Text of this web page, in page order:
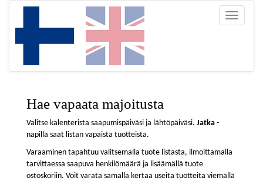
Toggle
Hae vapaata majoitusta
Valitse kalenterista saapumispäiväsi ja lähtöpäiväsi. Jatka -
napilla saat listan vapaista tuotteista.
Varaaminen tapahtuu valitsemalla tuote listasta, ilmoittamalla
tarvittaessa saapuva henkilömäärä ja lisäämällä tuote
ostoskoriin. Voit varata samalla kertaa useita tuotteita viemällä